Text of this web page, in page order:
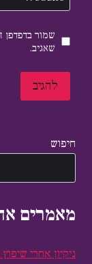
שמור
שאגיב.
חיפוש
מאמרים
ניקיון אחרי